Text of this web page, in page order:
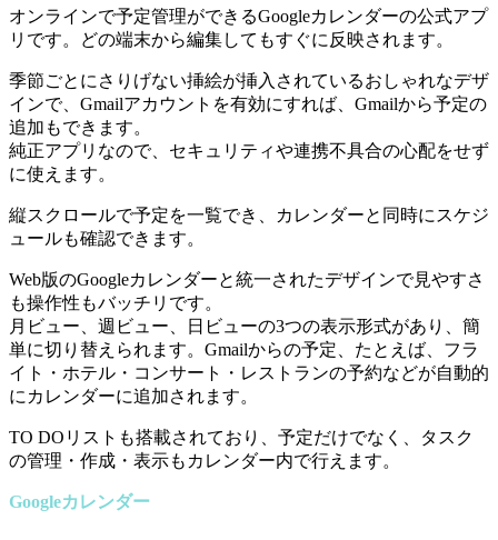
オンラインで予定管理ができるGoogleカレンダーの公式アプ
リです。どの端末から編集してもすぐに反映されます。
季節ごとにさりげない挿絵が挿入されているおしゃれなデザ
インで、Gmailアカウントを有効にすれば、Gmailから予定の
追加もできます。
純正アプリなので、セキュリティや連携不具合の心配をせず
に使えます。
縦スクロールで予定を一覧でき、カレンダーと同時にスケジ
ュールも確認できます。
Web版のGoogleカレンダーと統一されたデザインで見やすさ
も操作性もバッチリです。
月ビュー、週ビュー、日ビューの3つの表示形式があり、簡
単に切り替えられます。Gmailからの予定、たとえば、フラ
イト・ホテル・コンサート・レストランの予約などが自動的
にカレンダーに追加されます。
TO DOリストも搭載されており、予定だけでなく、タスク
の管理・作成・表示もカレンダー内で行えます。
Googleカレンダー